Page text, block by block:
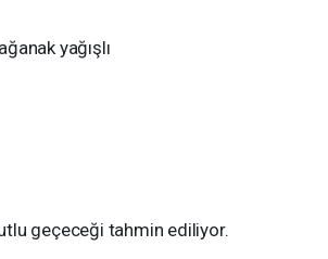
yağışlı
geçeceği tahmin ediliyor.